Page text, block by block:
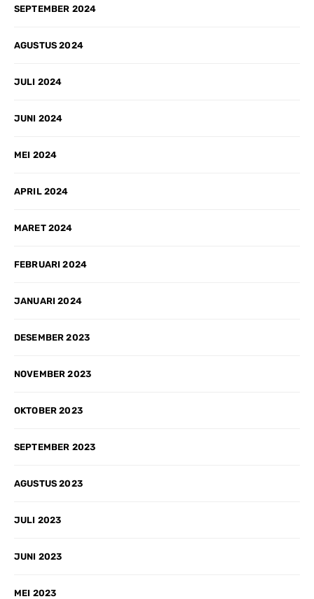
SEPTEMBER 2024
AGUSTUS 2024
JULI 2024
JUNI 2024
MEI 2024
APRIL 2024
MARET 2024
FEBRUARI 2024
JANUARI 2024
DESEMBER 2023
NOVEMBER 2023
OKTOBER 2023
SEPTEMBER 2023
AGUSTUS 2023
JULI 2023
JUNI 2023
MEI 2023